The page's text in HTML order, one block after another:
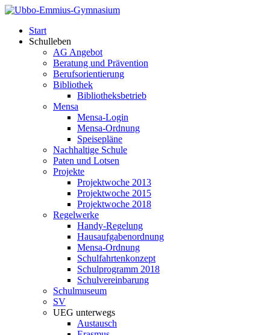
Start
Schulleben
AG Angebot
Beratung und Prävention
Berufsorientierung
Bibliothek
Bibliotheksbetrieb
Mensa
Mensa-Login
Mensa-Ordnung
Speisepläne
Nachhaltige Schule
Paten und Lotsen
Projekte
Projektwoche 2013
Projektwoche 2015
Projektwoche 2018
Regelwerke
Handy-Regelung
Hausaufgabenordnung
Mensa-Ordnung
Schulfahrtenkonzept
Schulprogramm 2018
Schulvereinbarung
Schulmuseum
SV
UEG unterwegs
Austausch